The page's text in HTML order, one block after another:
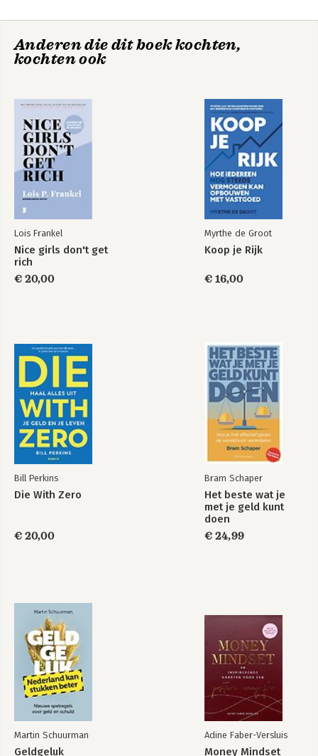
Paradigm, Change
Your Life
Bekijk alle boeken
8. Het scherp van de snede
9. Denk niet achteruit
Dankbetuigingen
Additionele programma's en producten
Van het bureau van Bob Proctor
Anderen die dit boek kochten,
kochten ook
Lois Frankel
Nice girls don't get
rich
€ 20,00
Myrthe de Groot
Koop je Rijk
€ 16,00
Bill Perkins
Die With Zero
€ 20,00
Bram Schaper
Het beste wat je
met je geld kunt
doen
€ 24,99
Martin Schuurman
Geldgeluk
Adine Faber-Versluis
Money Mindset